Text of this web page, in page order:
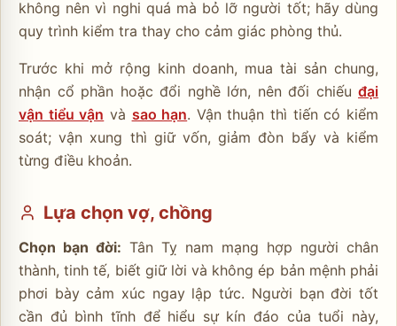
không nên vì nghi quá mà bỏ lỡ người tốt; hãy dùng
quy trình kiểm tra thay cho cảm giác phòng thủ.
Trước khi mở rộng kinh doanh, mua tài sản chung,
nhận cổ phần hoặc đổi nghề lớn, nên đối chiếu đại
vận tiểu vận và sao hạn. Vận thuận thì tiến có kiểm
soát; vận xung thì giữ vốn, giảm đòn bẩy và kiểm
từng điều khoản.
Lựa chọn vợ, chồng
Chọn bạn đời: Tân Tỵ nam mạng hợp người chân
thành, tinh tế, biết giữ lời và không ép bản mệnh phải
phơi bày cảm xúc ngay lập tức. Người bạn đời tốt
cần đủ bình tĩnh để hiểu sự kín đáo của tuổi này,